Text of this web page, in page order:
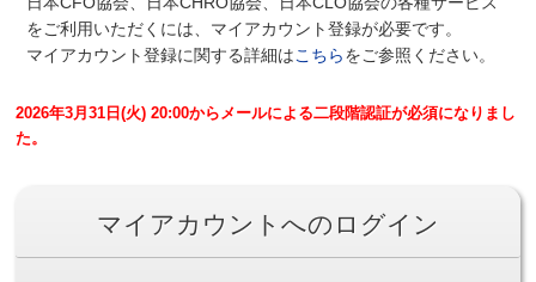
をご利用いただくには、マイアカウント登録が必要です。
マイアカウント登録に関する詳細はこちらをご参照ください。
2026年3月31日(火) 20:00からメールによる二段階認証が必須になりまし
た。
マイアカウントへのログイン